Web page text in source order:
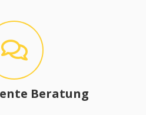
Beratung